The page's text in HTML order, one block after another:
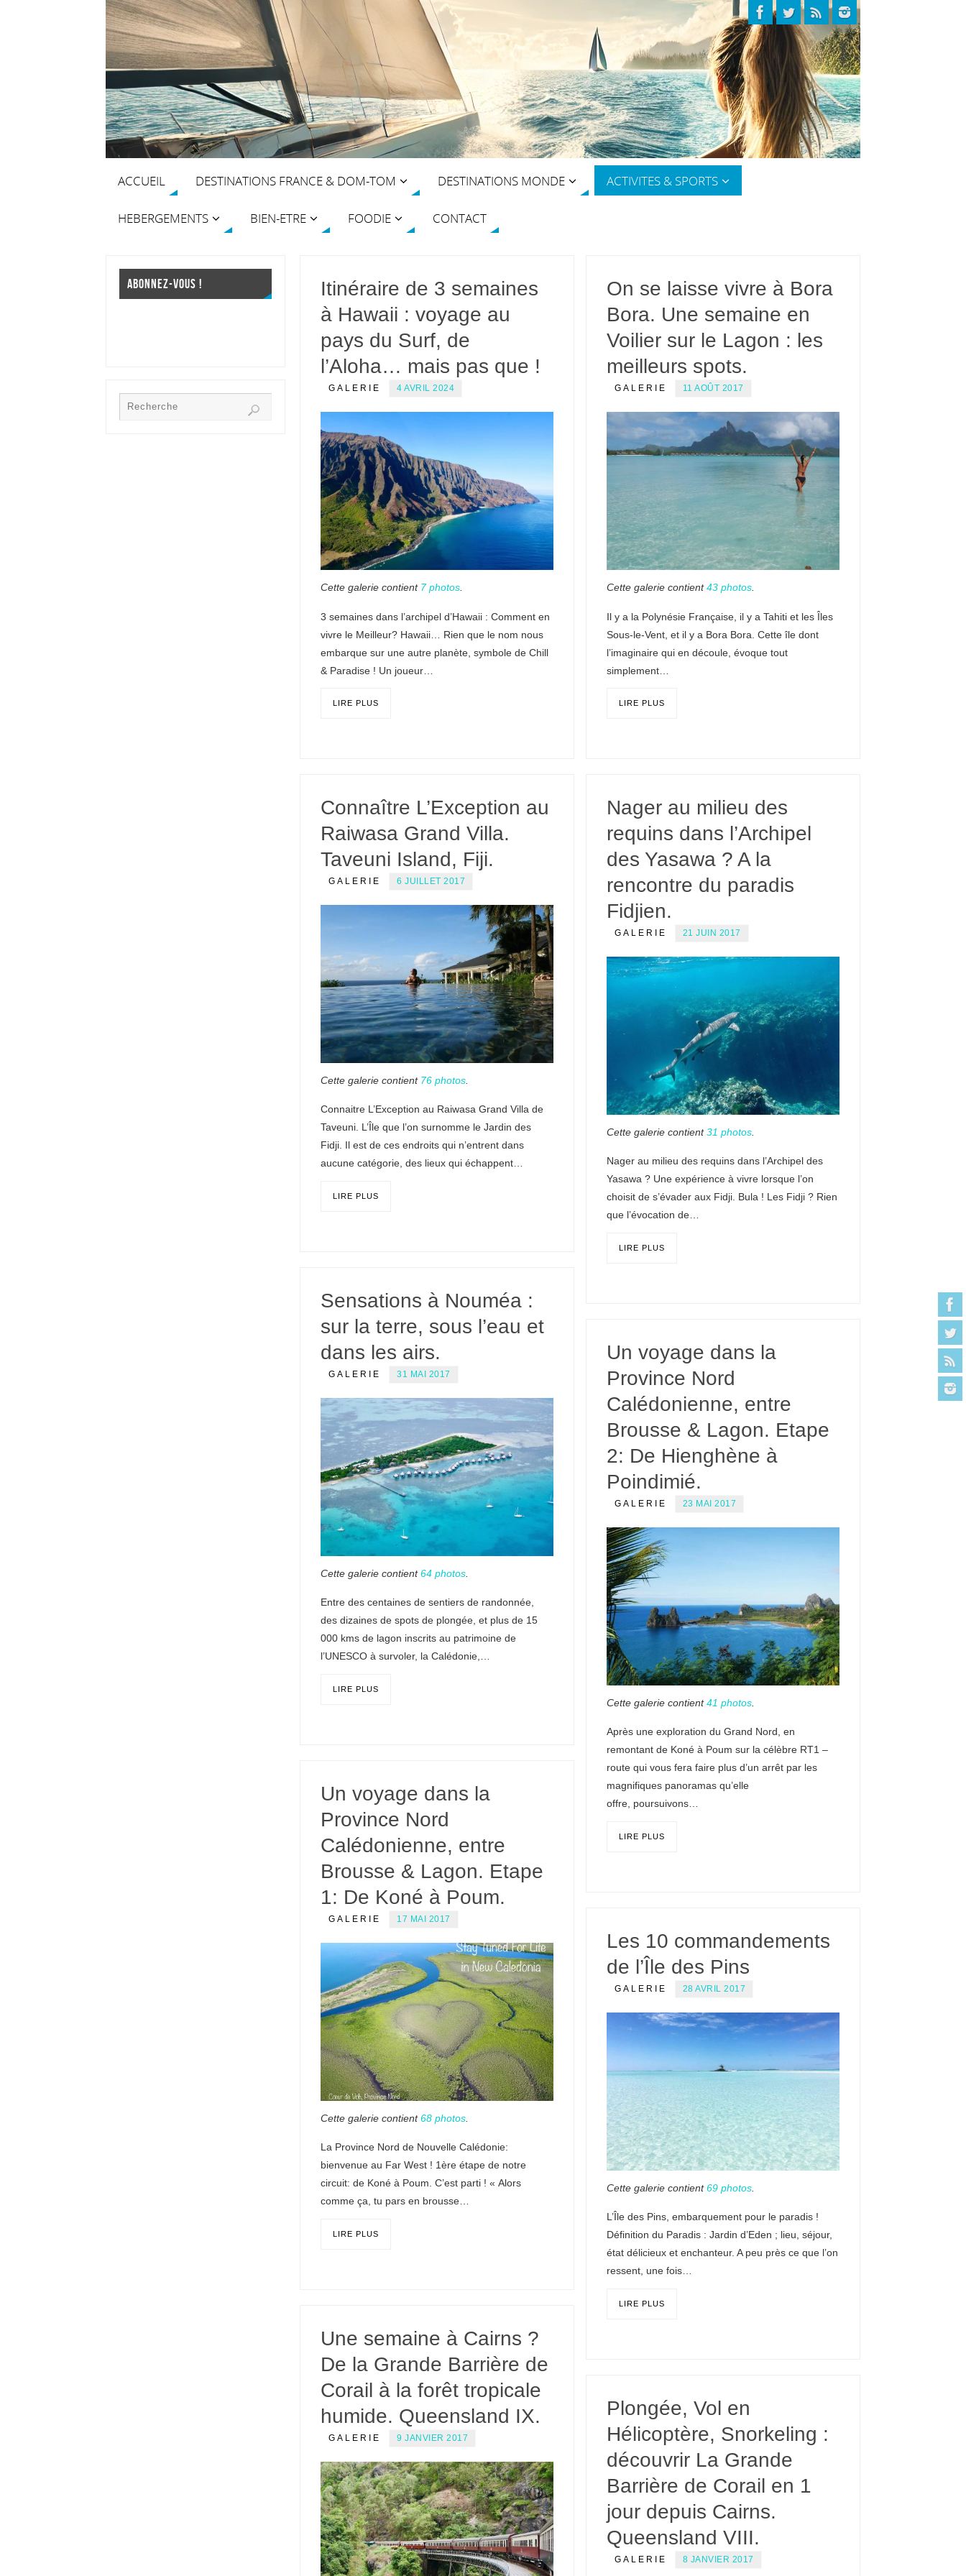
ACCUEIL DESTINATIONS FRANCE & DOM-TOM DESTINATIONS MONDE ACTIVITES & SPORTS
HEBERGEMENTS BIEN-ETRE FOODIE CONTACT
Itinéraire de 3 semaines
à Hawaii : voyage au
pays du Surf, de
l’Aloha… mais pas que !
GALERIE 4 AVRIL 2024
Cette galerie contient 7 photos
3 semaines dans l’archipel d’Hawaii : Comment en
vivre le Meilleur? Hawaii… Rien que le nom nous
embarque sur une autre planète, symbole de Chill
& Paradise ! Un joueur…
LIRE PLUS
On se laisse vivre à Bora
Bora. Une semaine en
Voilier sur le Lagon : les
meilleurs spots.
GALERIE 11 AOÛT 2017
Cette galerie contient43 photos.
Il y a la Polynésie Française, il y a Tahiti et les Îles
Sous-le-Vent, et il y a Bora Bora. Cette île dont
l’imaginaire qui en découle, évoque tout
simplement…
LIRE PLUS
Connaître L’Exception au
Raiwasa Grand Villa.
Taveuni Island, Fiji.
GALERIE 6 JUILLET 2017
Cette galerie contient 76 photos
Connaitre L’Exception au Raiwasa Grand Villa de
Taveuni. L’Île que l’on surnomme le Jardin des
Fidji. Il est de ces endroits qui n’entrent dans
aucune catégorie, des lieux qui échappent…
LIRE PLUS
Nager au milieu des
requins dans l’Archipel
des Yasawa ? A la
rencontre du paradis
Fidjien.
GALERIE 21 JUIN 2017
Cette galerie contient31 photos.
Nager au milieu des requins dans l’Archipel des
Yasawa ? Une expérience à vivre lorsque l’on
choisit de s’évader aux Fidji. Bula ! Les Fidji ? Rien
que l’évocation de…
LIRE PLUS
Sensations à Nouméa :
sur la terre, sous l’eau et
dans les airs.
GALERIE 31 MAI 2017
Cette galerie contient64 photos
Entre des centaines de sentiers de randonnée,
des dizaines de spots de plongée, et plus de 15
000 kms de lagon inscrits au patrimoine de
l’UNESCO à survoler, la Calédonie,…
LIRE PLUS
Un voyage dans la
Province Nord
Calédonienne, entre
Brousse & Lagon. Etape
2: De Hienghène à
Poindimié.
GALERIE 23 MAI 2017
Cette galerie contient41 photos.
Après une exploration du Grand Nord, en
remontant de Koné à Poum sur la célèbre RT1 –
route qui vous fera faire plus d’un arrêt par les
magnifiques panoramas qu’elle
offre, poursuivons…
LIRE PLUS
Un voyage dans la
Province Nord
Calédonienne, entre
Brousse & Lagon. Etape
1: De Koné à Poum.
GALERIE 17 MAI 2017
Cette galerie contient68 photos
La Province Nord de Nouvelle Calédonie:
bienvenue au Far West ! 1ère étape de notre
circuit: de Koné à Poum. C’est parti ! « Alors
comme ça, tu pars en brousse…
LIRE PLUS
Les 10 commandements
de l’Île des Pins
GALERIE 28 AVRIL 2017
Cette galerie contient69 photos.
L’Île des Pins, embarquement pour le paradis !
Définition du Paradis : Jardin d’Eden ; lieu, séjour,
état délicieux et enchanteur. A peu près ce que l’on
ressent, une fois…
LIRE PLUS
Une semaine à Cairns ?
De la Grande Barrière de
Corail à la forêt tropicale
humide. Queensland IX.
GALERIE 9 JANVIER 2017
Plongée, Vol en
Hélicoptère, Snorkeling :
découvrir La Grande
Barrière de Corail en 1
jour depuis Cairns.
Queensland VIII.
GALERIE 8 JANVIER 2017
ABONNEZ-VOUS !